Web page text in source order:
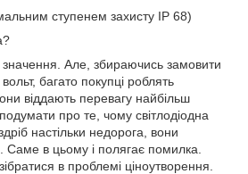
ступенем захисту IP 68)
Але, збираючись замовити
вольт, багато покупці роблять
віддають перевагу найбільш
про те, чому світлодіодна
настільки недорога, вони
Саме в цьому і полягає помилка.
в проблемі ціноутворення.